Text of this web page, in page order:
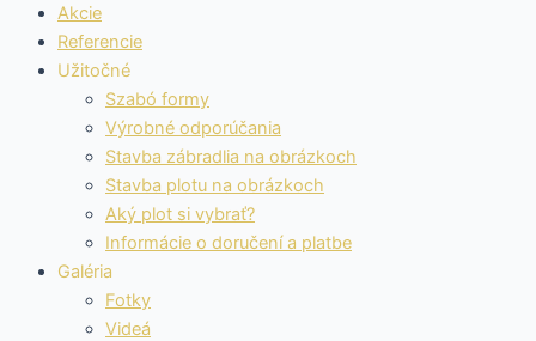
Akcie
Referencie
Užitočné
Szabó formy
Výrobné odporúčania
Stavba zábradlia na obrázkoch
Stavba plotu na obrázkoch
Aký plot si vybrať?
Informácie o doručení a platbe
Galéria
Fotky
Videá